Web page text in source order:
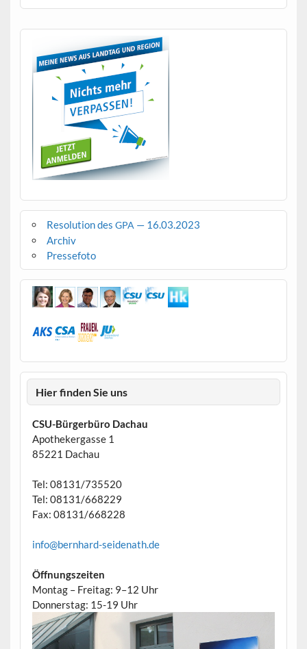
Resolution des GPA — 16.03.2023
Archiv
Pressefoto
Hier finden Sie uns
CSU-Bürgerbüro Dachau
Apothekergasse 1
85221 Dachau
Tel: 08131/735520
Tel: 08131/668229
Fax: 08131/668228
info@bernhard-seidenath.de
Öffnungszeiten
Montag – Freitag: 9–12 Uhr
Donnerstag: 15-19 Uhr